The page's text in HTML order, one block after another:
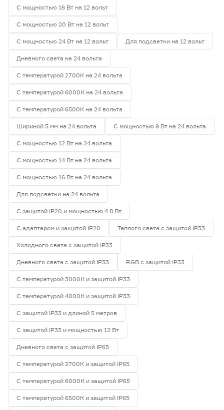
С мощностью 16 Вт на 12 вольт
С мощностью 20 Вт на 12 вольт
С мощностью 24 Вт на 12 вольт Для подсветки на 12 вольт
Дневного света на 24 вольта
С температурой 2700К на 24 вольта
С температурой 6000К на 24 вольта
С температурой 6500К на 24 вольта
Шириной 5 мм на 24 вольта С мощностью 9 Вт на 24 вольта
С мощностью 12 Вт на 24 вольта
С мощностью 14 Вт на 24 вольта
С мощностью 16 Вт на 24 вольта
Для подсветки на 24 вольта
С защитой IP20 и мощностью 4.8 Вт
С адаптером и защитой IP20 Теплого света с защитой IP33
Холодного света с защитой IP33
Дневного света с защитой IP33 RGB с защитой IP33
С температурой 3000К и защитой IP33
С температурой 4000К и защитой IP33
С защитой IP33 и длиной 5 метров
С защитой IP33 и мощностью 12 Вт
Дневного света с защитой IP65
С температурой 2700К и защитой IP65
С температурой 6000К и защитой IP65
С температурой 6500К и защитой IP65